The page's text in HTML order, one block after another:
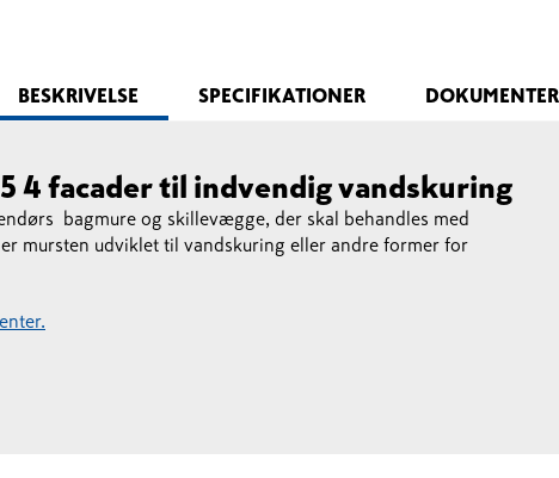
BESKRIVELSE SPECIFIKATIONER DOKUMENTER
4 facader til indvendig vandskuring
bagmure og skillevægge, der skal behandles med
mursten udviklet til vandskuring eller andre former for